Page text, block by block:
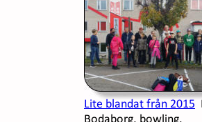
Lite blandat från 2015
Bodaborg, bowling,